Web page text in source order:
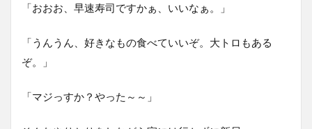
「おおお、早速寿司ですかぁ、いいなぁ。」
「うんうん、好きなもの食べていいぞ。大トロもある
ぞ。」
「マジっすか？やった～～」